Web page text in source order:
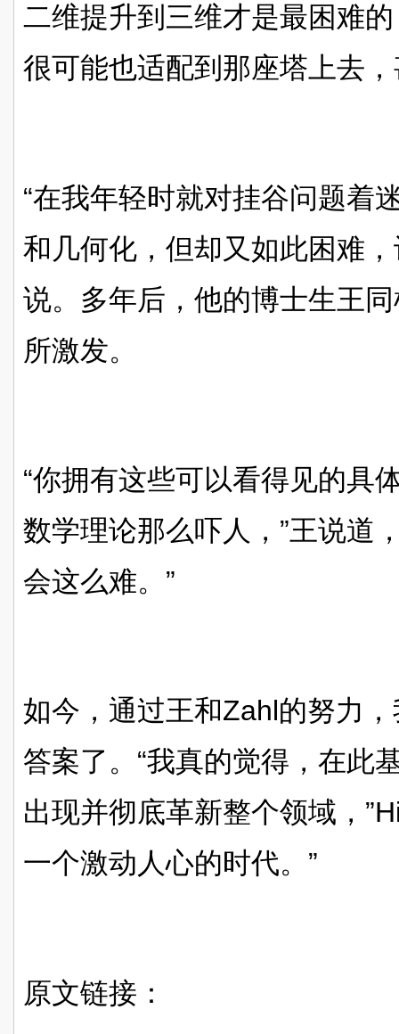
二维提升到三维才是最困难
很可能也适配到那座塔上去
“在我年轻时就对挂谷问题着
和几何化，但却又如此困难
说。多年后，他的博士生王
所激发。
“你拥有这些可以看得见的具
数学理论那么吓人，”王说道
会这么难。”
如今，通过王和Zahl的努力
答案了。“我真的觉得，在此
出现并彻底革新整个领域，
一个激动人心的时代。”
原文链接：